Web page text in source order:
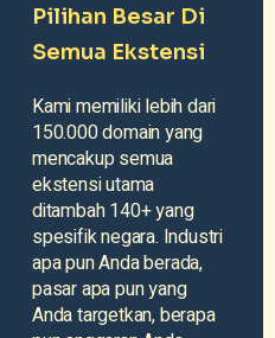
Pilihan Besar Di
Semua Ekstensi
Kami memiliki lebih dari
150.000 domain yang
mencakup semua
ekstensi utama
ditambah 140+ yang
spesifik negara. Industri
apa pun Anda berada,
pasar apa pun yang
Anda targetkan, berapa